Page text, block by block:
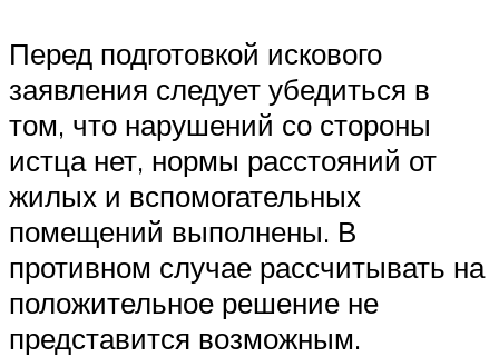
Перед подготовкой искового
заявления следует убедиться в
том, что нарушений со стороны
истца нет, нормы расстояний от
жилых и вспомогательных
помещений выполнены. В
противном случае рассчитывать на
положительное решение не
представится возможным.